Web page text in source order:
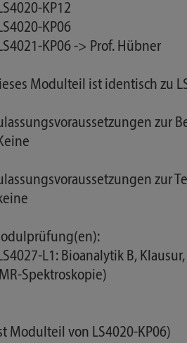
KP12
KP06
KP06 -> Prof. Hübner
Modulteil ist identisch zu
zur
zur
L1: Bioanalytik B,
Spektroskopie)
Modulteil von LS4020-KP06)